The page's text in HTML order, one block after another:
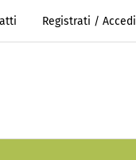
Registrati / Accedi